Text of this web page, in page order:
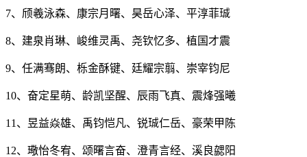
7、颀羲泳森、康宗月曙、昊岳心泽、平淳菲珹
8、建泉肖琳、峻维灵禹、尧钦忆多、植国才震
9、任满骞朗、栎金酥键、廷耀宗翦、崇宰钧尼
10、奋定星萌、龄凯坚醒、辰雨飞真、震烽强曦
11、昱益焱雄、禹钧恺凡、锐珹仁岳、豪荣甲陈
12、璥怡冬宥、颂曙言奋、澄青言经、溪良勰阳